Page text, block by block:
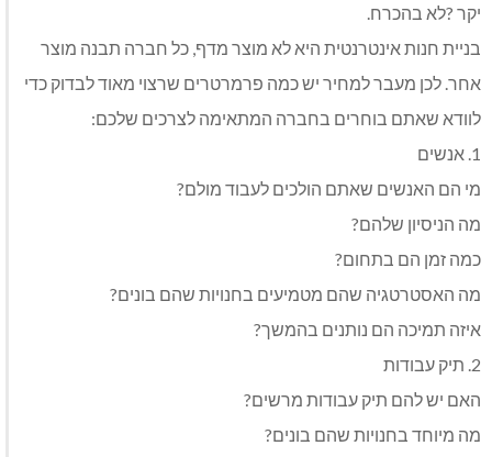
‬יקר‭? ‬לא‭ ‬בהכרח‭.‬
‬לוודא‭ ‬שאתם‭ ‬בוחרים‭ ‬בחברה‭ ‬המתאימה‭ ‬לצרכים‭ ‬שלכם‭:‬
1. אנשים‭ ‬
מי‭ ‬הם‭ ‬האנשים‭ ‬שאתם‭ ‬הולכים‭ ‬לעבוד‭ ‬מולם‭?‬
מה‭ ‬הניסיון‭ ‬שלהם‭?‬
כמה‭ ‬זמן‭ ‬הם‭ ‬בתחום‭?‬
מה‭ ‬האסטרטגיה‭ ‬שהם‭ ‬מטמיעים‭ ‬בחנויות‭ ‬שהם‭ ‬בונים‭?‬
איזה‭ ‬תמיכה‭ ‬הם‭ ‬נותנים‭ ‬בהמשך‭?‬
2. ‬תיק‭ ‬עבודות
האם‭ ‬יש‭ ‬להם‭ ‬תיק‭ ‬עבודות‭ ‬מרשים‭?‬
מה‭ ‬מיוחד‭ ‬בחנויות‭ ‬שהם‭ ‬בונים‭?‬